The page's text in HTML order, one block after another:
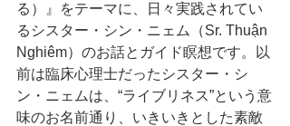
る）』をテーマに、日々実践されてい
るシスター・シン・ニェム（Sr. Thuận
Nghiêm）のお話とガイド瞑想です。以
前は臨床心理士だったシスター・シ
ン・ニェムは、“ライブリネス”という意
味のお名前通り、いきいきとした素敵